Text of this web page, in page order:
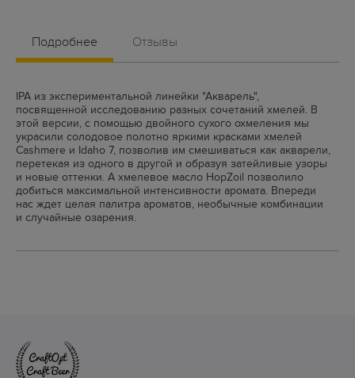
Подробнее Отзывы
IPA из экспериментальной линейки "Акварель",
посвященной исследованию разных сочетаний хмелей. В
этой версии, с помощью двойного сухого охмеления мы
украсили солодовое полотно яркими красками хмелей
Cashmere и Idaho 7, позволив им смешиваться как акварели,
перетекая из одного в другой и образуя затейливые узоры
и новые оттенки. А хмелевое масло HopZoil позволило
добиться максимальной интенсивности аромата. Впереди
нас ждет целая палитра ароматов, необычные комбинации
и случайные озарения.